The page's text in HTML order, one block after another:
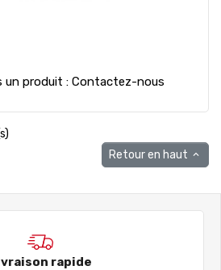
un produit : Contactez-nous
Retour en haut 
rapide